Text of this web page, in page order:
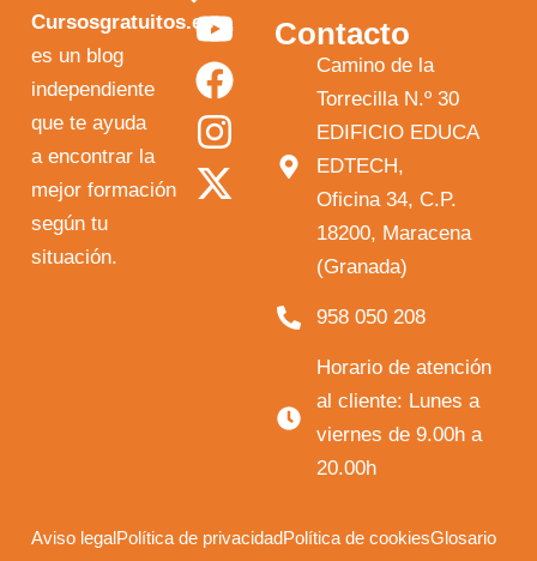
Cursosgratuitos.es
es un blog
independiente
que te ayuda
a encontrar la
mejor formación
según tu
situación.
Y
o
u
t
u
F
a
c
e
b
I
n
s
t
a
X
-
t
w
i
Contacto
Camino de la
Torrecilla N.º 30
EDIFICIO EDUCA
EDTECH,
Oficina 34, C.P.
18200, Maracena
(Granada)
958 050 208
Horario de atención
al cliente: Lunes a
viernes de 9.00h a
20.00h
Aviso legalPolítica de privacidadPolítica de cookiesGlosario